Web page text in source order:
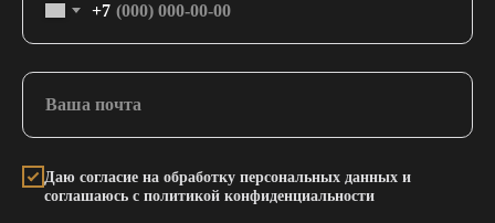
+7
Даю согласие на обработку персональных данных и
соглашаюсь с политикой конфиденциальности